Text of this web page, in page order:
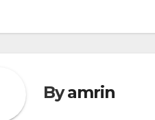
Byamrin